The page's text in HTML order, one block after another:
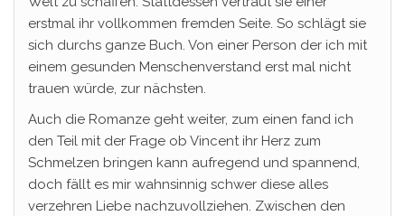
erstmal ihr vollkommen fremden Seite. So schlägt sie
sich durchs ganze Buch. Von einer Person der ich mit
einem gesunden Menschenverstand erst mal nicht
trauen würde, zur nächsten.
Auch die Romanze geht weiter, zum einen fand ich
den Teil mit der Frage ob Vincent ihr Herz zum
Schmelzen bringen kann aufregend und spannend,
doch fällt es mir wahnsinnig schwer diese alles
verzehren Liebe nachzuvollziehen. Zwischen den